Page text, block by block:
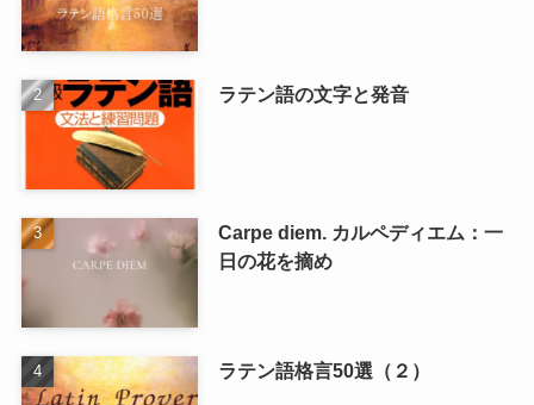
ラテン語の文字と発音
Carpe diem. カルペディエム：一
日の花を摘め
ラテン語格言50選（２）